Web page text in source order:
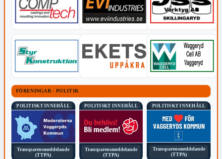
FÖRENINGAR - POLITIK
POLITISKT INNEHÅLL
Transparensmeddelande
(TTPA)
POLITISKT INNEHÅLL
Transparensmeddelande
(TTPA)
POLITISKT INNEHÅLL
Transparensmeddelande
(TTPA)